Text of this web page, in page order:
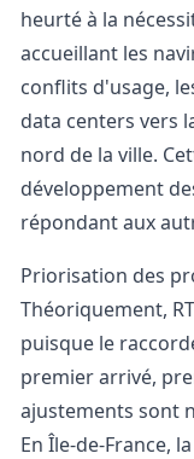
heurté à la
accueillant les
conflits d'usage,
data centers vers
nord de la ville.
développement
répondant aux
Priorisation des
Théoriquement,
puisque le
premier arrivé,
ajustements sont
En Île-de-France,